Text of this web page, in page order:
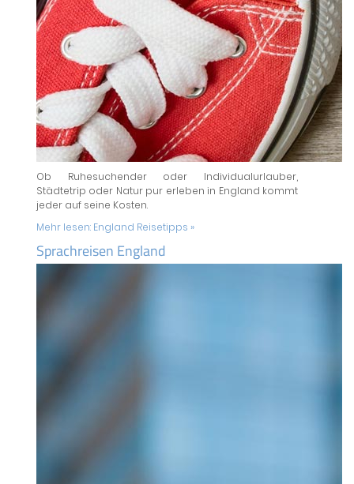
Ob Ruhesuchender oder Individualurlauber,
Städtetrip oder Natur pur erleben in England kommt
jeder auf seine Kosten.
Mehr lesen: England Reisetipps »
Sprachreisen England